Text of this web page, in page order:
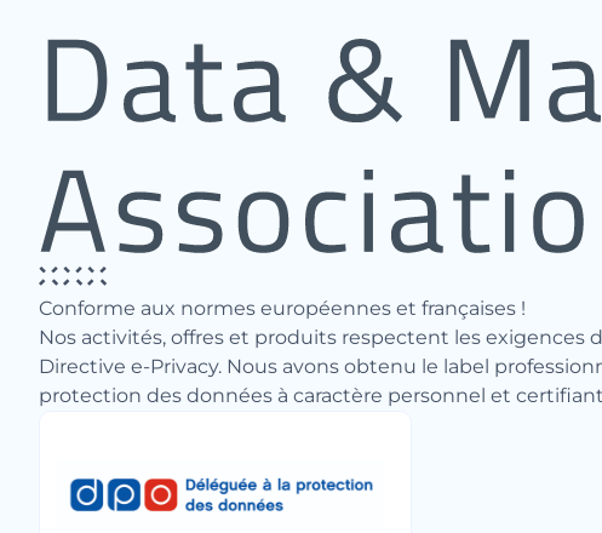
Conforme aux normes européennes et françaises !
Nos activités, offres et produits respectent les
Directive e-Privacy. Nous avons obtenu le label
protection des données à caractère personnel et